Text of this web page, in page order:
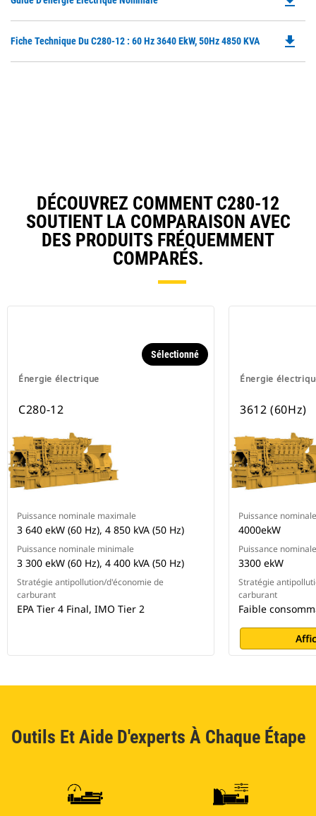
a
Fiche Technique Du C280-12 : 60 Hz 3640 EkW, 50Hz 4850 KVA file_download
DÉCOUVREZ COMMENT C280-12
SOUTIENT LA COMPARAISON AVEC
DES PRODUITS FRÉQUEMMENT
COMPARÉS.
Énergie électrique
Sélectionné
C280-12
Puissance nominale maximale
3 640 ekW (60 Hz), 4 850 kVA (50 Hz)
Puissance nominale minimale
3 300 ekW (60 Hz), 4 400 kVA (50 Hz)
Stratégie antipollution/d'économie de
carburant
EPA Tier 4 Final, IMO Tier 2
Énergie
3612 (60Hz)
Puissance
4000ekW
Puissance
3300 ekW
Stratégie
carburant
Faible
Outils Et Aide D'experts À Chaque Étape